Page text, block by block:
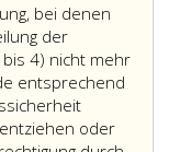
bei denen
der
bis 4) nicht mehr
entsprechend
Besitzern
einer
oder